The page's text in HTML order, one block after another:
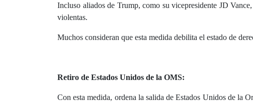
Incluso aliados de Trump, como su vicepresidente JD
violentas.
Muchos consideran que esta medida debilita el estado de
Retiro de Estados Unidos de la OMS:
Con esta medida, ordena la salida de Estados Unidos de la